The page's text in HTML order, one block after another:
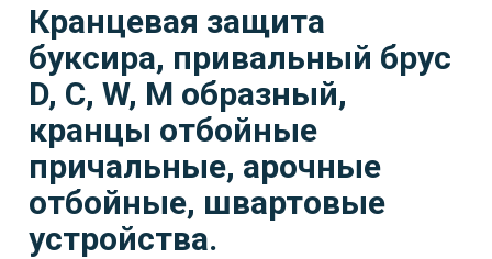
Кранцевая защита
буксира, привальный брус
D, С, W, M образный,
кранцы отбойные
причальные, арочные
отбойные, швартовые
устройства.